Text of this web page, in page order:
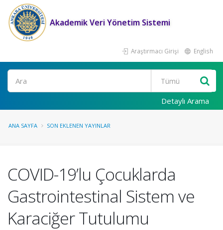
Akademik Veri Yönetim Sistemi
Araştırmacı Girişi English
Ara
Detaylı Arama
ANA SAYFA SON EKLENEN YAYINLAR
COVID-19’lu Çocuklarda
Gastrointestinal Sistem ve
Karaciğer Tutulumu